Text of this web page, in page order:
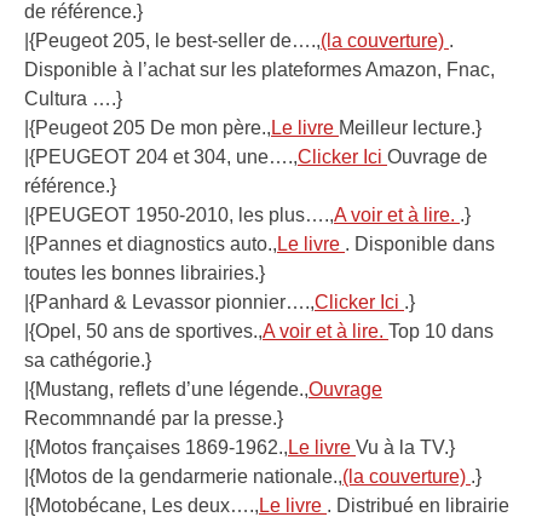
de référence.}
|{Peugeot 205, le best-seller de….,(la couverture) .
Disponible à l’achat sur les plateformes Amazon, Fnac,
Cultura ….}
|{Peugeot 205 De mon père., Le livre Meilleur lecture.}
|{PEUGEOT 204 et 304, une….,Clicker Ici Ouvrage de
référence.}
|{PEUGEOT 1950-2010, les plus….,A voir et à lire. .}
|{Pannes et diagnostics auto., Le livre . Disponible dans
toutes les bonnes librairies.}
|{Panhard & Levassor pionnier….,Clicker Ici .}
|{Opel, 50 ans de sportives.,A voir et à lire. Top 10 dans
sa cathégorie.}
|{Mustang, reflets d’une légende.,Ouvrage
Recommnandé par la presse.}
|{Motos françaises 1869-1962., Le livre Vu à la TV.}
|{Motos de la gendarmerie nationale.,(la couverture) .}
|{Motobécane, Les deux…., Le livre . Distribué en librairie